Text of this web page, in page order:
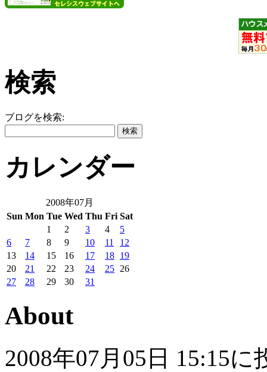
検索
ブログを検索:
カレンダー
2008年07月
Sun Mon Tue Wed Thu Fri Sat
1
2 3 4
5
6
7 8 9 10 11
12
13
14 15 16 17 18 19
20
21 22 23 24 25 26
27
28 29 30 31
About
2008年07月05日 15:15